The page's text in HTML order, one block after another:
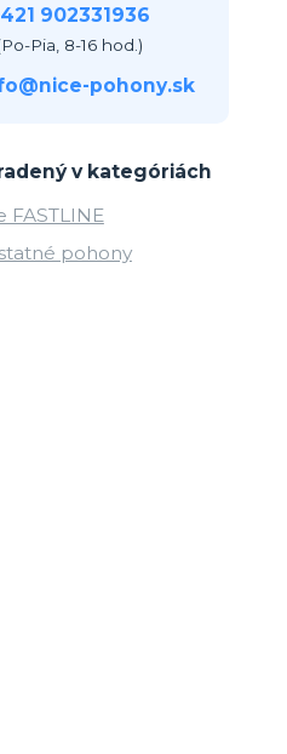
902331936
Pia, 8-16 hod.)
pohony.sk
v kategóriách
FASTLINE
pohony